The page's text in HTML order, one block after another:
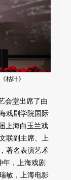
枯叶》
堂出席了由
戏剧学院国际
上海白玉兰戏
联副主席、上
著名表演艺术
年，上海戏剧
敏，上海电影